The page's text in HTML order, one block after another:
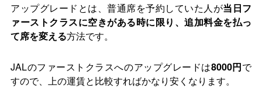
アップグレードとは、普通席を予約していた人が当日フ
ァーストクラスに空きがある時に限り、追加料金を払っ
て席を変える方法です。
JALのファーストクラスへのアップグレードは8000円で
すので、上の運賃と比較すればかなり安くなります。